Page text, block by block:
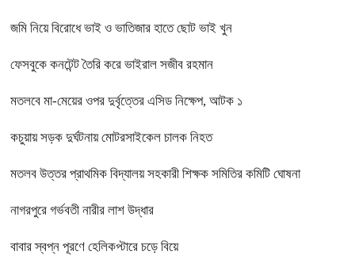
জমি নিয়ে বিরোধে ভাই ও ভাতিজার হাতে ছোট ভাই খুন
ফেসবুকে কনটেন্ট তৈরি করে ভাইরাল সজীব রহমান
মতলবে মা-মেয়ের ওপর দুর্বৃত্তের এসিড নিক্ষেপ, আটক ১
কচুয়ায় সড়ক দুর্ঘটনায় মোটরসাইকেল চালক নিহত
মতলব উত্তর প্রাথমিক বিদ্যালয় সহকারী শিক্ষক সমিতির কমিটি ঘোষনা
নাগরপুরে গর্ভবতী নারীর লাশ উদ্ধার
বাবার স্বপ্ন পূরণে হেলিকপ্টারে চড়ে বিয়ে